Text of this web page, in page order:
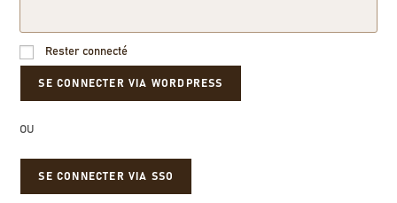
Rester connecté
OU
SE CONNECTER VIA SSO